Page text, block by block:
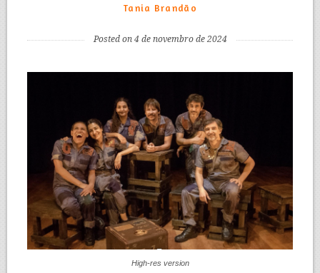
Tania Brandão
Posted on 4 de novembro de 2024
High-res version